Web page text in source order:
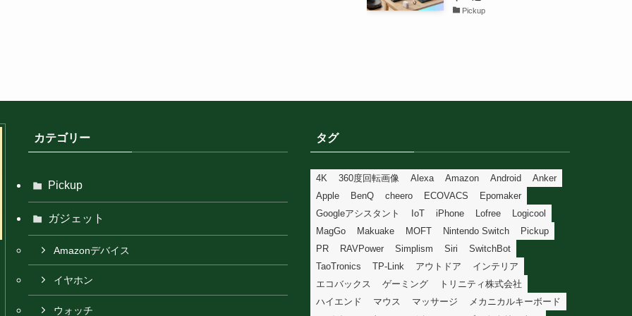
Pickup
カテゴリー
Pickup
ガジェット
Amazonデバイス
イヤホン
ウォッチ
タグ
4K 360度回転画像 Alexa Amazon Android
Anker
Apple
BenQ cheero ECOVACS
Epomaker
Googleアシスタント
IoT iPhone Lofree
Logicool
MagGo
Makuake MOFT Nintendo Switch
Pickup
PR
RAVPower Simplism Siri
SwitchBot
TaoTronics
TP-Link アウトドア
インテリア
エコバックス
ゲーミング
トリニティ株式会社
ハイエンド
マウス マッサージ
メカニカルキーボード